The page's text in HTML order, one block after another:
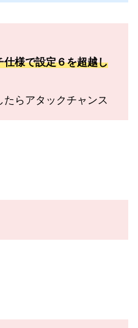
仕様で設定６を超越し
らアタックチャンス